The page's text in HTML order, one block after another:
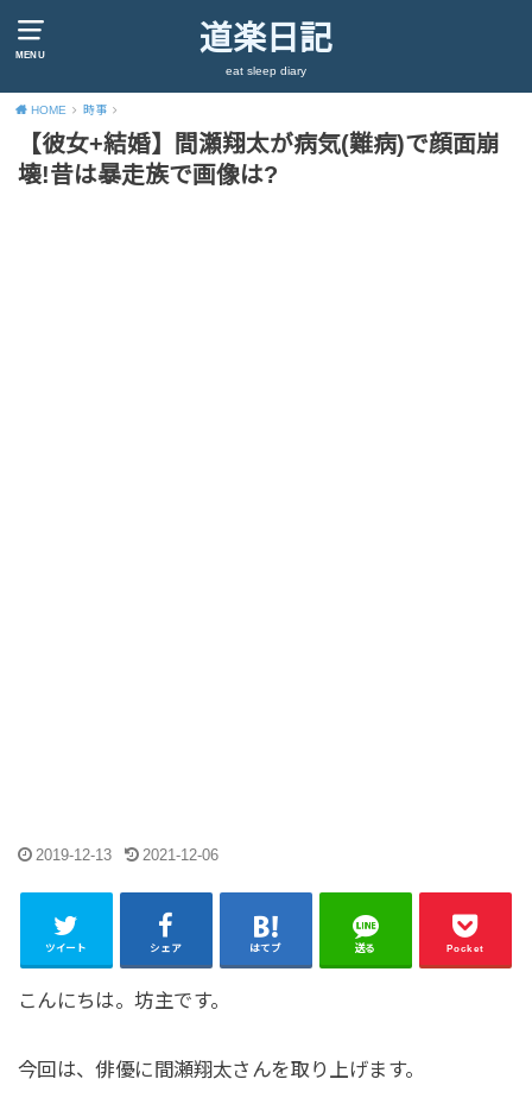
MENU 道楽日記
eat sleep diary
HOME 時事
【彼女+結婚】間瀬翔太が病気(難病)で顔面崩
壊!昔は暴走族で画像は?
2019-12-13 2021-12-06
ツイート シェア はてブ 送る Pocket
こんにちは。坊主です。
今回は、俳優に間瀬翔太さんを取り上げます。